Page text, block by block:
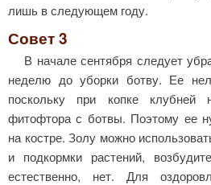
лишь в следующем году.
Совет 3
В начале сентября следует
неделю до уборки ботву. Ее
поскольку при копке
фитофтора с ботвы. Поэтому ее
на костре. Золу можно
и подкормки растений,
естественно, нет. Для